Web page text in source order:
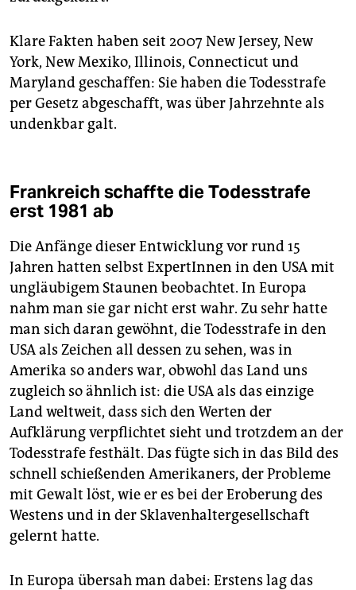
Klare Fakten haben seit 2007 New Jersey, New
York, New Mexiko, Illinois, Connecticut und
Maryland geschaffen: Sie haben die Todesstrafe
per Gesetz abgeschafft, was über Jahrzehnte als
undenkbar galt.
Frankreich schaffte die Todesstrafe
erst 1981 ab
Die Anfänge dieser Entwicklung vor rund 15
Jahren hatten selbst ExpertInnen in den USA mit
ungläubigem Staunen beobachtet. In Europa
nahm man sie gar nicht erst wahr. Zu sehr hatte
man sich daran gewöhnt, die Todesstrafe in den
USA als Zeichen all dessen zu sehen, was in
Amerika so anders war, obwohl das Land uns
zugleich so ähnlich ist: die USA als das einzige
Land weltweit, dass sich den Werten der
Aufklärung verpflichtet sieht und trotzdem an der
Todesstrafe festhält. Das fügte sich in das Bild des
schnell schießenden Amerikaners, der Probleme
mit Gewalt löst, wie er es bei der Eroberung des
Westens und in der Sklavenhaltergesellschaft
gelernt hatte.
In Europa übersah man dabei: Erstens lag das